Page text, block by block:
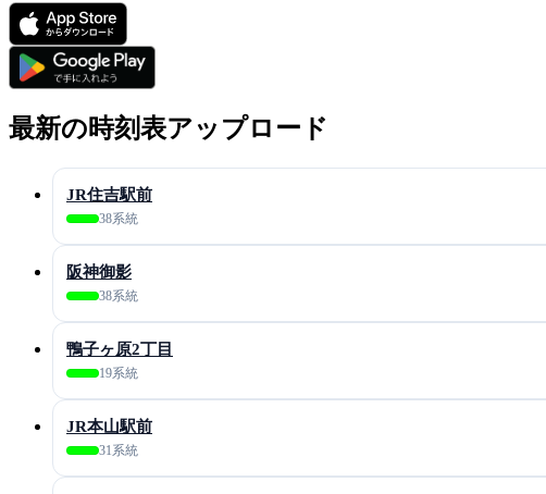
最新の時刻表アップロード
JR住吉駅前
38系統
阪神御影
38系統
鴨子ヶ原2丁目
19系統
JR本山駅前
31系統